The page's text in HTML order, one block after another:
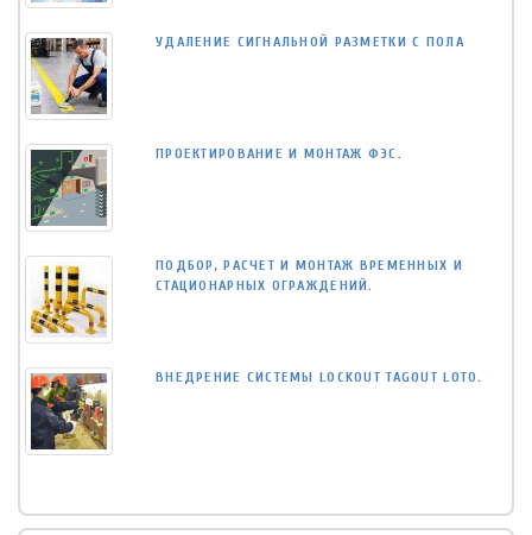
УДАЛЕНИЕ СИГНАЛЬНОЙ РАЗМЕТКИ С ПОЛА
ПРОЕКТИРОВАНИЕ И МОНТАЖ ФЭС.
ПОДБОР, РАСЧЕТ И МОНТАЖ ВРЕМЕННЫХ И
СТАЦИОНАРНЫХ ОГРАЖДЕНИЙ.
ВНЕДРЕНИЕ СИСТЕМЫ LOCKOUT TAGOUT LOTO.